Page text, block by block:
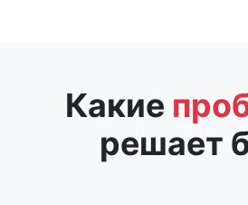
Какие
решает